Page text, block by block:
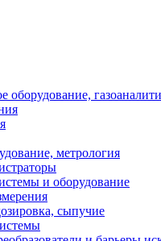
оборудование,
метрология
и оборудование
сыпучие